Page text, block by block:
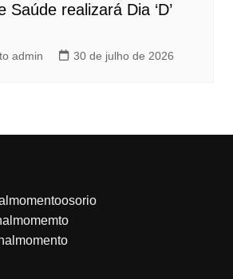
Saúde realizará Dia ‘D’
admin 30 de julho de 2026